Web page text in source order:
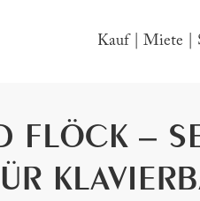
Kauf | Miete |
FLÖCK –